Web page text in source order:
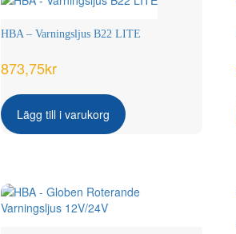
HBA – Varningsljus B22 LITE
873,75kr
Lägg till i varukorg